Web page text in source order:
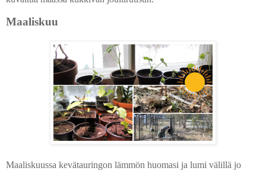
Maaliskuu
Maaliskuussa kevätauringon lämmön huomasi ja lumi välillä jo